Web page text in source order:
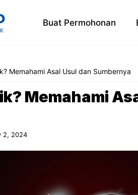
Buat Permohonan
Memahami Asal Usul dan Sumbernya
Memahami
2, 2024